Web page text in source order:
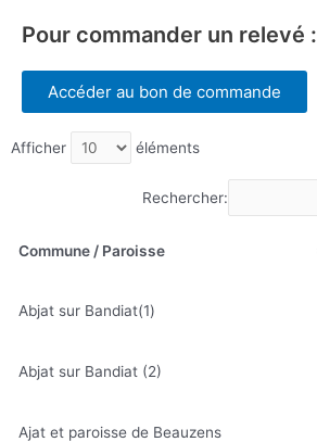
Pour commander un relevé :
Accéder au bon de commande
Afficher éléments
Rechercher:
Commune / Paroisse
Abjat sur Bandiat(1)
Abjat sur Bandiat (2)
Ajat et paroisse de Beauzens